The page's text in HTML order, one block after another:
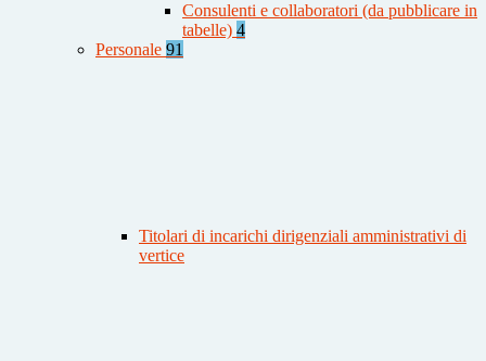
Consulenti e collaboratori (da pubblicare in
tabelle) 4
Personale 91
Titolari di incarichi dirigenziali amministrativi di
vertice